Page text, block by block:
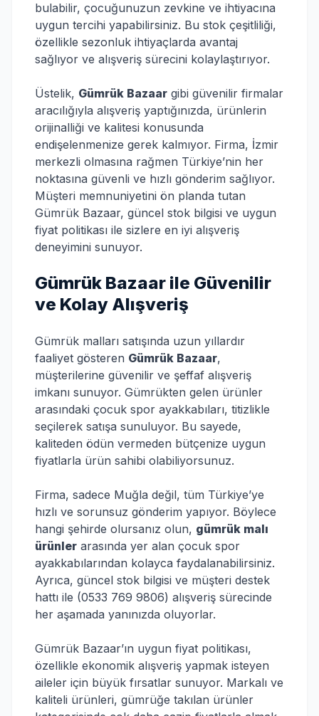
bulabilir, çocuğunuzun zevkine ve ihtiyacına
uygun tercihi yapabilirsiniz. Bu stok çeşitliliği,
özellikle sezonluk ihtiyaçlarda avantaj
sağlıyor ve alışveriş sürecini kolaylaştırıyor.
Üstelik, Gümrük Bazaar gibi güvenilir firmalar
aracılığıyla alışveriş yaptığınızda, ürünlerin
orijinalliği ve kalitesi konusunda
endişelenmenize gerek kalmıyor. Firma, İzmir
merkezli olmasına rağmen Türkiye’nin her
noktasına güvenli ve hızlı gönderim sağlıyor.
Müşteri memnuniyetini ön planda tutan
Gümrük Bazaar, güncel stok bilgisi ve uygun
fiyat politikası ile sizlere en iyi alışveriş
deneyimini sunuyor.
Gümrük Bazaar ile Güvenilir
ve Kolay Alışveriş
Gümrük malları satışında uzun yıllardır
faaliyet gösteren Gümrük Bazaar,
müşterilerine güvenilir ve şeffaf alışveriş
imkanı sunuyor. Gümrükten gelen ürünler
arasındaki çocuk spor ayakkabıları, titizlikle
seçilerek satışa sunuluyor. Bu sayede,
kaliteden ödün vermeden bütçenize uygun
fiyatlarla ürün sahibi olabiliyorsunuz.
Firma, sadece Muğla değil, tüm Türkiye’ye
hızlı ve sorunsuz gönderim yapıyor. Böylece
hangi şehirde olursanız olun, gümrük malı
ürünler arasında yer alan çocuk spor
ayakkabılarından kolayca faydalanabilirsiniz.
Ayrıca, güncel stok bilgisi ve müşteri destek
hattı ile (0533 769 9806) alışveriş sürecinde
her aşamada yanınızda oluyorlar.
Gümrük Bazaar’ın uygun fiyat politikası,
özellikle ekonomik alışveriş yapmak isteyen
aileler için büyük fırsatlar sunuyor. Markalı ve
kaliteli ürünleri, gümrüğe takılan ürünler